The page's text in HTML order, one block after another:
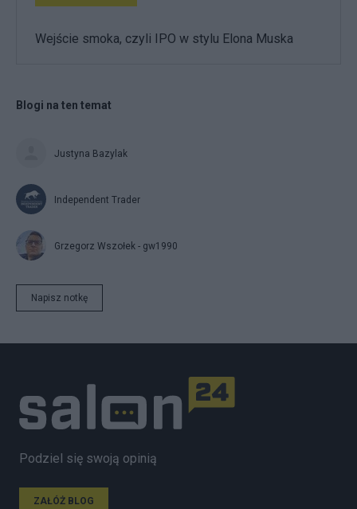
Wejście smoka, czyli IPO w stylu Elona Muska
Blogi na ten temat
Justyna Bazylak
Independent Trader
Grzegorz Wszołek - gw1990
Napisz notkę
Podziel się swoją opinią
ZAŁÓŻ BLOG